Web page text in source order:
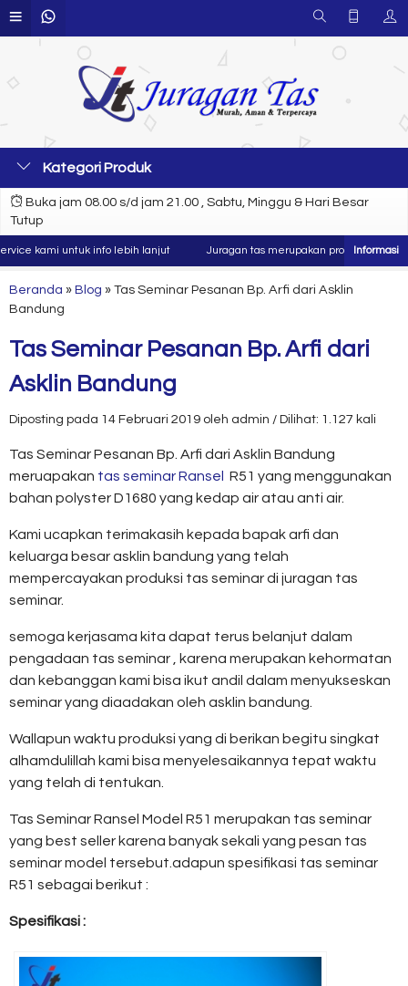
Kategori Produk
Buka jam 08.00 s/d jam 21.00 , Sabtu, Minggu & Hari Besar
Tutup
kami untuk info lebih lanjut Juragan tas merupakan produsen dan
Beranda » Blog » Tas Seminar Pesanan Bp. Arfi dari Asklin
Bandung
Tas Seminar Pesanan Bp. Arfi dari
Asklin Bandung
Diposting pada 14 Februari 2019 oleh admin / Dilihat: 1.127 kali
Tas Seminar Pesanan Bp. Arfi dari Asklin Bandung
meruapakan tas seminar Ransel
R51 yang menggunakan
bahan polyster D1680 yang kedap air atau anti air.
Kami ucapkan terimakasih kepada bapak arfi dan
keluarga besar asklin bandung yang telah
mempercayakan produksi tas seminar di juragan tas
seminar.
semoga kerjasama kita dapat terus belanjut dalam
pengadaan tas seminar , karena merupakan kehormatan
dan kebanggan kami bisa ikut andil dalam menyukseskan
seminar yang diaadakan oleh asklin bandung.
Wallapun waktu produksi yang di berikan begitu singkat
alhamdulillah kami bisa menyelesaikannya tepat waktu
yang telah di tentukan.
Tas Seminar Ransel Model R51 merupakan tas seminar
yang best seller karena banyak sekali yang pesan tas
seminar model tersebut.adapun spesifikasi tas seminar
R51 sebagai berikut :
Spesifikasi :